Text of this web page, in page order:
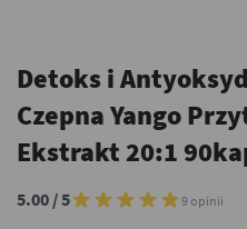
Detoks i
Czepna Yango
Ekstrakt 20:1
5.00 / 5 9 opinii